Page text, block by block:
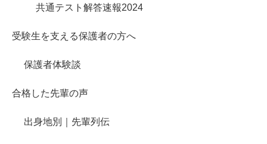
共通テスト解答速報2024
受験生を支える保護者の方へ
保護者体験談
合格した先輩の声
出身地別｜先輩列伝